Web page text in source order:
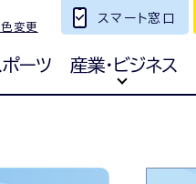
色変更
スマート窓口
ポーツ 産業・ビジネス